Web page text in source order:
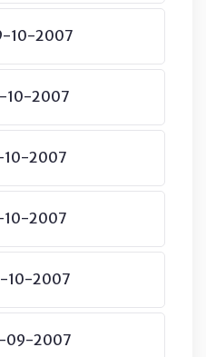
10-2007
10-2007
10-2007
10-2007
10-2007
09-2007